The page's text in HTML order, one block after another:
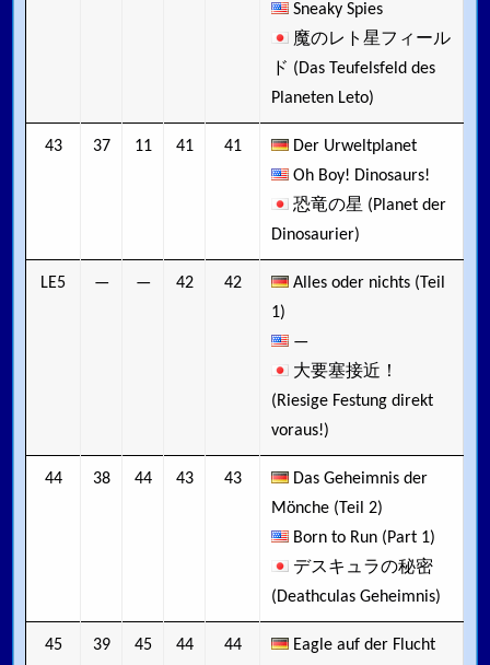
Sneaky Spies
魔のレト星フィール
ド (Das Teufelsfeld des
Planeten Leto)
43 37 11 41 41
Der Urweltplanet
Oh Boy! Dinosaurs!
恐竜の星 (Planet der
Dinosaurier)
LE5 — — 42 42
Alles oder nichts (Teil
1)
—
大要塞接近！
(Riesige Festung direkt
voraus!)
44 38 44 43 43
Das Geheimnis der
Mönche (Teil 2)
Born to Run (Part 1)
デスキュラの秘密
(Deathculas Geheimnis)
45 39 45 44 44
Eagle auf der Flucht